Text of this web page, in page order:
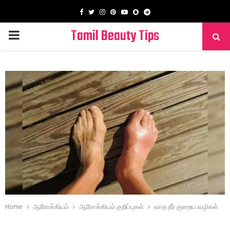
Facebook
TwitterInstagram
PinterestYoutube
SnapchatTelegram
PRIMARY
Tamil Beauty Tips
Home ஆரோக்கியம் ஆரோக்கியம் குறிப்புகள் வாத நீர் குறைய வழிகள்